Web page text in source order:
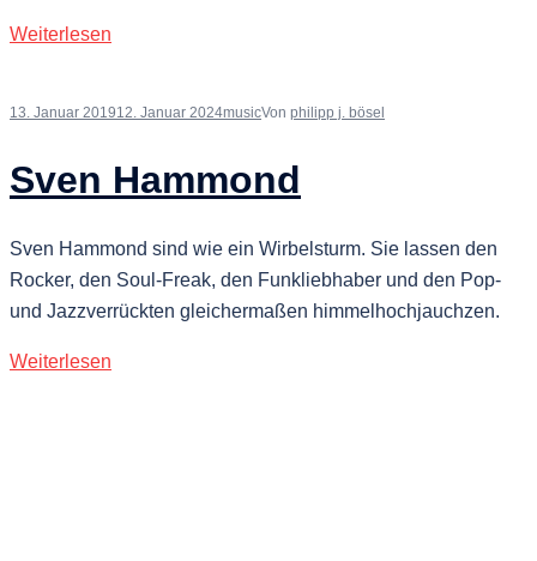
Weiterlesen
13. Januar 201912. Januar 2024musicVon philipp j. bösel
Sven Hammond
Sven Hammond sind wie ein Wirbelsturm. Sie lassen den
Rocker, den Soul-Freak, den Funkliebhaber und den Pop-
und Jazzverrückten gleichermaßen himmelhochjauchzen.
Weiterlesen